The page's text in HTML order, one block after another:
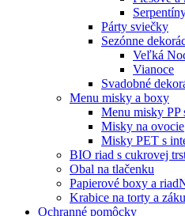
Párty sviečky
Sezónne
Veľká
Vianoce
Svadobné
Menu misky a boxy
Menu misky PP
Misky na ovocie
Misky PET s
BIO riad s cukrovej
Obal na tlačenku
Papierové boxy a riad
Krabice na torty a
Ochranné pomôcky